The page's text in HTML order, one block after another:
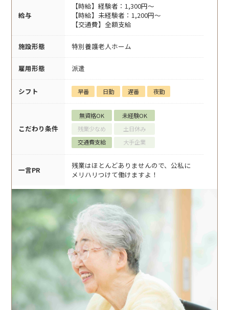
給与
【時給】経験者：1,300円～
【時給】未経験者：1,200円～
【交通費】全額支給
施設形態 特別養護老人ホーム
雇用形態 派遣
シフト 早番 日勤 遅番 夜勤
こだわり条件
無資格OK
未経験OK
残業少なめ
土日休み
交通費支給
大手企業
一言PR
残業はほとんどありませんので、公私に
メリハリつけて働けますよ！